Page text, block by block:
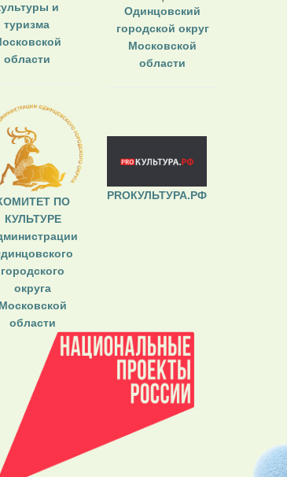
и
туризма
области
Одинцовский
городской округ
Московской
области
ПО
КУЛЬТУРЕ
городского
округа
Московской
области
PROКУЛЬТУРА.РФ